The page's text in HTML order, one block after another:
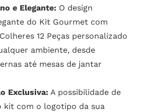
e Elegante: O design
do Kit Gourmet com
12 Peças personalizado
ambiente, desde
até mesas de jantar
Exclusiva: A possibilidade de
kit com o logotipo da sua